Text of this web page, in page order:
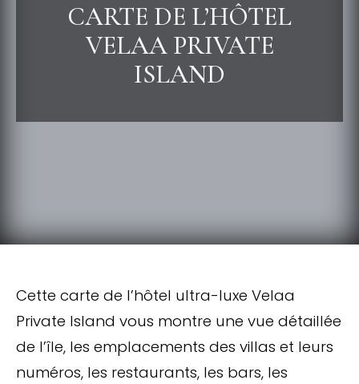
CARTE DE L’HÔTEL
VELAA PRIVATE
ISLAND
Cette carte de l’hôtel ultra-luxe Velaa
Private Island vous montre une vue détaillée
de l’île, les emplacements des villas et leurs
numéros, les restaurants, les bars, les